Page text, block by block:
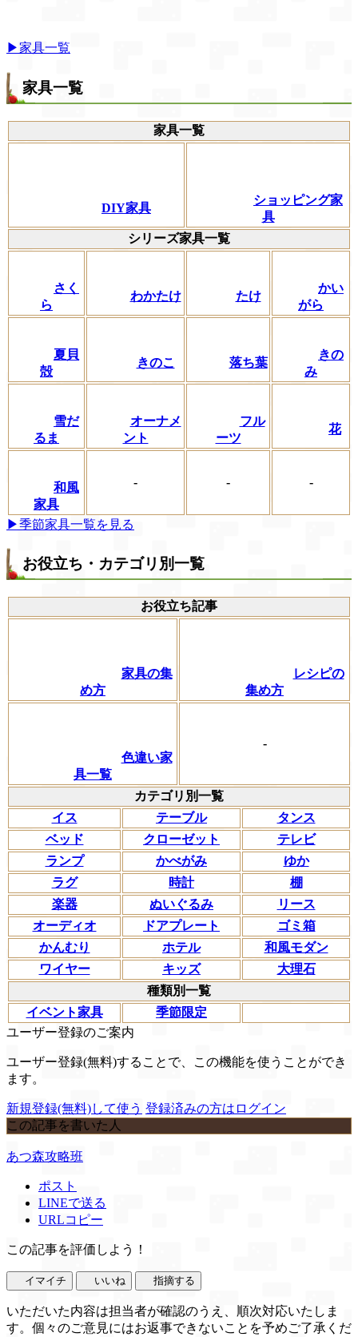
▶家具一覧
家具一覧
家具一覧
DIY家具
ショッピング家
具
シリーズ家具一覧
さく
ら
わかたけ たけ
かい
がら
夏貝
殻
きのこ 落ち葉
きの
み
雪だ
るま
オーナメ
ント
フル
ーツ
花
和風
家具
- - -
▶季節家具一覧を見る
お役立ち・カテゴリ別一覧
お役立ち記事
家具の集
め方
レシピの
集め方
色違い家
具一覧
-
カテゴリ別一覧
イス
テーブル
タンス
ベッド
クローゼット
テレビ
ランプ
かべがみ
ゆか
ラグ
時計
棚
楽器
ぬいぐるみ
リース
オーディオ
ドアプレート
ゴミ箱
かんむり
ホテル
和風モダン
ワイヤー
キッズ
大理石
種類別一覧
イベント家具
季節限定
ユーザー登録のご案内
ユーザー登録(無料)することで、この機能を使うことができ
ます。
新規登録(無料)して使う 登録済みの方はログイン
この記事を書いた人
あつ森攻略班
ポスト
LINEで送る
URLコピー
この記事を評価しよう！
イマイチ いいね 指摘する
いただいた内容は担当者が確認のうえ、順次対応いたしま
す。個々のご意見にはお返事できないことを予めご了承くだ